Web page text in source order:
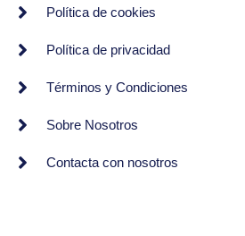
Política de cookies
Política de privacidad
Términos y Condiciones
Sobre Nosotros
Contacta con nosotros